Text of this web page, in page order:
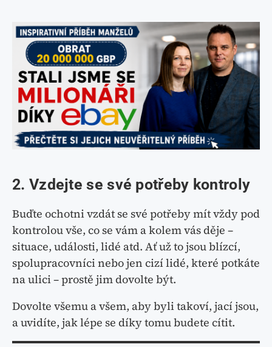
2. Vzdejte se své potřeby kontroly
Buďte ochotni vzdát se své potřeby mít vždy pod
kontrolou vše, co se vám a kolem vás děje –
situace, události, lidé atd. Ať už to jsou blízcí,
spolupracovníci nebo jen cizí lidé, které potkáte
na ulici – prostě jim dovolte být.
Dovolte všemu a všem, aby byli takoví, jací jsou,
a uvidíte, jak lépe se díky tomu budete cítit.